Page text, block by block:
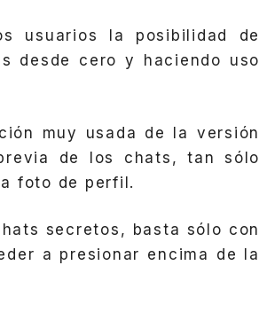
usuarios la posibilidad de
desde cero y haciendo uso
muy usada de la versión
de los chats, tan sólo
foto de perfil.
secretos, basta sólo con
a presionar encima de la